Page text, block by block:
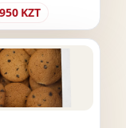
950 KZT